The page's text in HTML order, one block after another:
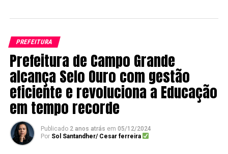
PREFEITURA
Prefeitura de Campo Grande
alcança Selo Ouro com gestão
eficiente e revoluciona a Educação
em tempo recorde
Publicado 2 anos atrás em 05/12/2024
Por Sol Santandher/ Cesar ferreira